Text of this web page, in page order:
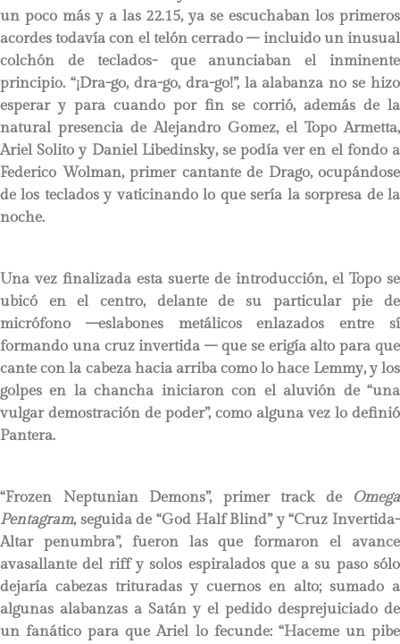
un poco más y a las 22.15, ya se escuchaban los primeros
acordes todavía con el telón cerrado – incluido un inusual
colchón de teclados- que anunciaban el inminente
principio. “¡Dra-go, dra-go, dra-go!”, la alabanza no se hizo
esperar y para cuando por fin se corrió, además de la
natural presencia de Alejandro Gomez, el Topo Armetta,
Ariel Solito y Daniel Libedinsky, se podía ver en el fondo a
Federico Wolman, primer cantante de Drago, ocupándose
de los teclados y vaticinando lo que sería la sorpresa de la
noche.
Una vez finalizada esta suerte de introducción, el Topo se
ubicó en el centro, delante de su particular pie de
micrófono –eslabones metálicos enlazados entre sí
formando una cruz invertida – que se erigía alto para que
cante con la cabeza hacia arriba como lo hace Lemmy, y los
golpes en la chancha iniciaron con el aluvión de “una
vulgar demostración de poder”, como alguna vez lo definió
Pantera.
“Frozen Neptunian Demons”, primer track de Omega
Pentagram, seguida de “God Half Blind” y “Cruz Invertida-
Altar penumbra”, fueron las que formaron el avance
avasallante del riff y solos espiralados que a su paso sólo
dejaría cabezas trituradas y cuernos en alto; sumado a
algunas alabanzas a Satán y el pedido desprejuiciado de
un fanático para que Ariel lo fecunde: “Haceme un pibe